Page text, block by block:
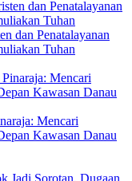
dan Penatalayanan
Tuhan
Mencari
Kawasan Danau